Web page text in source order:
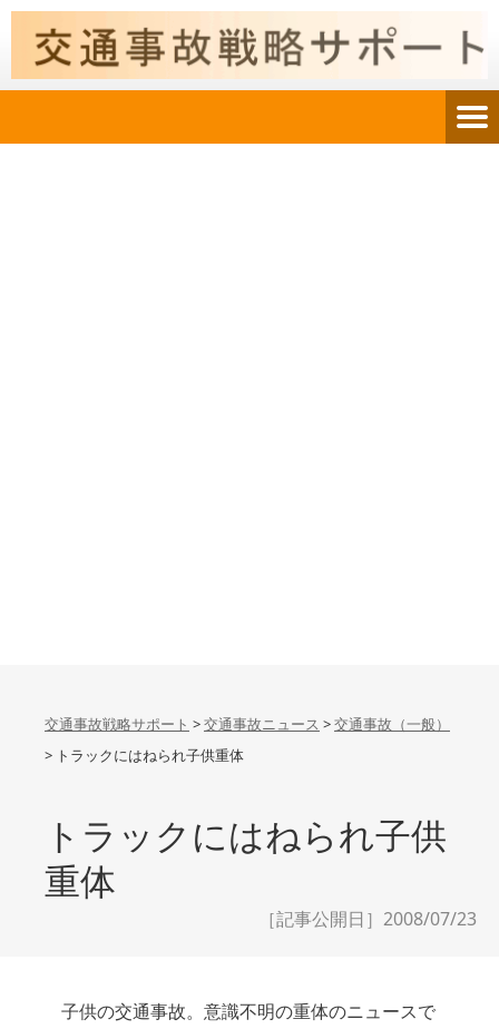
交通事故戦略サポート >交通事故ニュース >交通事故（一般）
> トラックにはねられ子供重体
トラックにはねられ子供
重体
［記事公開日］2008/07/23
子供の交通事故。意識不明の重体のニュースで